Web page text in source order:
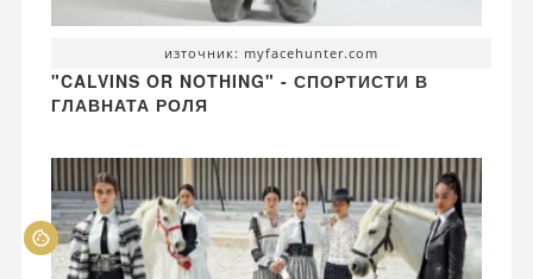
източник: myfacehunter.com
"CALVINS OR NOTHING" - СПОРТИСТИ В
ГЛАВНАТА РОЛЯ